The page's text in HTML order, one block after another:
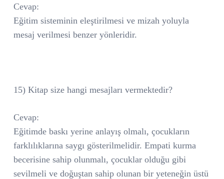
Cevap:
Eğitim sisteminin eleştirilmesi ve mizah yoluyla
mesaj verilmesi benzer yönleridir.
15) Kitap size hangi mesajları vermektedir?
Cevap:
Eğitimde baskı yerine anlayış olmalı, çocukların
farklılıklarına saygı gösterilmelidir. Empati kurma
becerisine sahip olunmalı, çocuklar olduğu gibi
sevilmeli ve doğuştan sahip olunan bir yeteneğin üstü